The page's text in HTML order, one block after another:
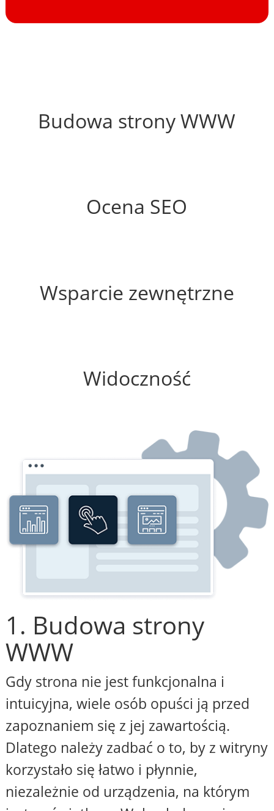
Budowa strony WWW
Ocena SEO
Wsparcie zewnętrzne
Widoczność
1. Budowa strony
WWW
Gdy strona nie jest funkcjonalna i
intuicyjna, wiele osób opuści ją przed
zapoznaniem się z jej zawartością.
Dlatego należy zadbać o to, by z witryny
korzystało się łatwo i płynnie,
niezależnie od urządzenia, na którym